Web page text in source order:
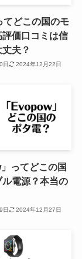
てどこの国のモ
評価口コミは信
夫？
日 2024年12月22日
ってどこの国
電源？本当の
日 2024年12月27日